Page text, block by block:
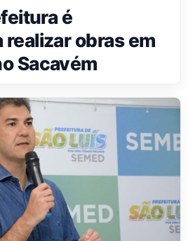
é
realizar obras em
Sacavém